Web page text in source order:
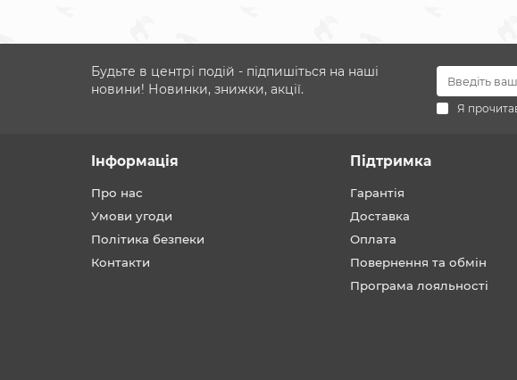
Будьте в центрі подій - підпишіться на наші
новини! Новинки, знижки, акції.
Я
Інформація
Про нас
Умови угоди
Політика безпеки
Контакти
Підтримка
Гарантія
Доставка
Оплата
Повернення та обмін
Програма лояльності